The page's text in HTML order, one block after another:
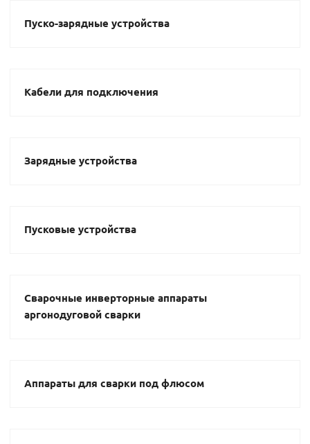
Пуско-зарядные устройства
Кабели для подключения
Зарядные устройства
Пусковые устройства
Сварочные инверторные аппараты
аргонодуговой сварки
Аппараты для сварки под флюсом